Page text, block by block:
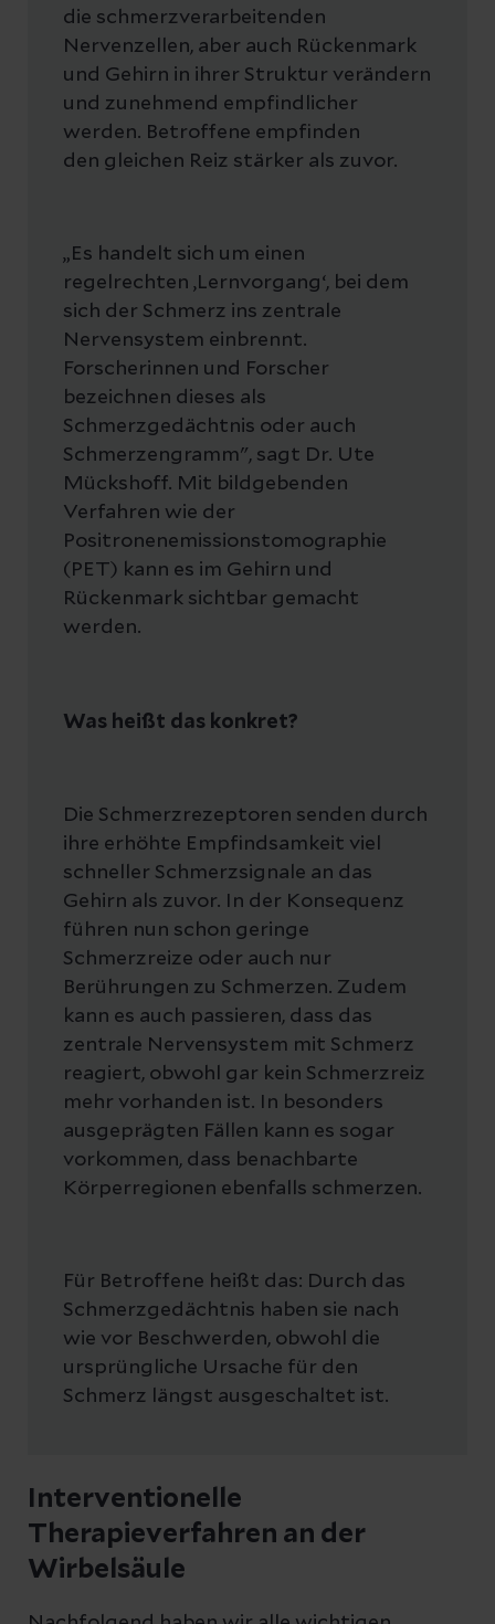
die schmerzverarbeitenden
Nervenzellen, aber auch Rückenmark
und Gehirn in ihrer Struktur verändern
und zunehmend empfindlicher
werden. Betroffene empfinden
den gleichen Reiz stärker als zuvor.
„Es handelt sich um einen
regelrechten ‚Lernvorgang‘, bei dem
sich der Schmerz ins zentrale
Nervensystem einbrennt.
Forscherinnen und Forscher
bezeichnen dieses als
Schmerzgedächtnis oder auch
Schmerzengramm", sagt Dr. Ute
Mückshoff. Mit bildgebenden
Verfahren wie der
Positronenemissionstomographie
(PET) kann es im Gehirn und
Rückenmark sichtbar gemacht
werden.
Was heißt das konkret?
Die Schmerzrezeptoren senden durch
ihre erhöhte Empfindsamkeit viel
schneller Schmerzsignale an das
Gehirn als zuvor. In der Konsequenz
führen nun schon geringe
Schmerzreize oder auch nur
Berührungen zu Schmerzen. Zudem
kann es auch passieren, dass das
zentrale Nervensystem mit Schmerz
reagiert, obwohl gar kein Schmerzreiz
mehr vorhanden ist. In besonders
ausgeprägten Fällen kann es sogar
vorkommen, dass benachbarte
Körperregionen ebenfalls schmerzen.
Für Betroffene heißt das: Durch das
Schmerzgedächtnis haben sie nach
wie vor Beschwerden, obwohl die
ursprüngliche Ursache für den
Schmerz längst ausgeschaltet ist.
Interventionelle
Therapieverfahren an der
Wirbelsäule